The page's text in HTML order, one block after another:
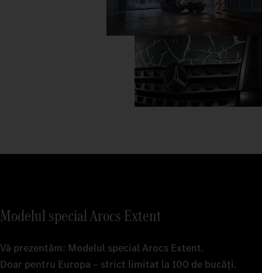
Modelul special Arocs Extent
Vă prezentăm: Modelul special Arocs Extent.
Doar pentru Europa – strict limitat la 100 de bucăți.